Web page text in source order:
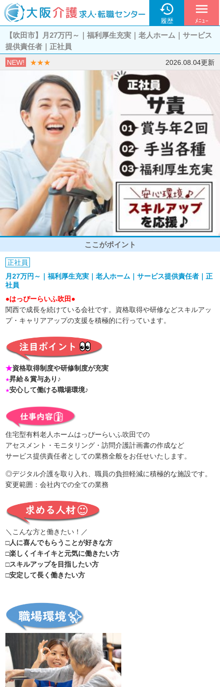

履歴
menu
ﾒﾆｭｰ
【吹田市】月27万円～｜福利厚生充実｜老人ホーム｜サービス
提供責任者｜正社員
NEW! ★★★ 2026.08.04更新
ここがポイント
正社員
月27万円～｜福利厚生充実｜老人ホーム｜サービス提供責任者｜正
社員
●はっぴーらいふ吹田●
関西で成長を続けている会社です。資格取得や研修などスキルアッ
プ・キャリアアップの支援を積極的に行っています。
★資格取得制度や研修制度が充実
★昇給＆賞与あり♪
★安心して働ける職場環境♪
住宅型有料老人ホームはっぴーらいふ吹田での
アセスメント・モニタリング・訪問介護計画書の作成など
サービス提供責任者としての業務全般をお任せいたします。
◎デジタル介護を取り入れ、職員の負担軽減に積極的な施設です。
変更範囲：会社内での全ての業務
＼こんな方と働きたい！／
□人に喜んでもらうことが好きな方
□楽しくイキイキと元気に働きたい方
□スキルアップを目指したい方
□安定して長く働きたい方